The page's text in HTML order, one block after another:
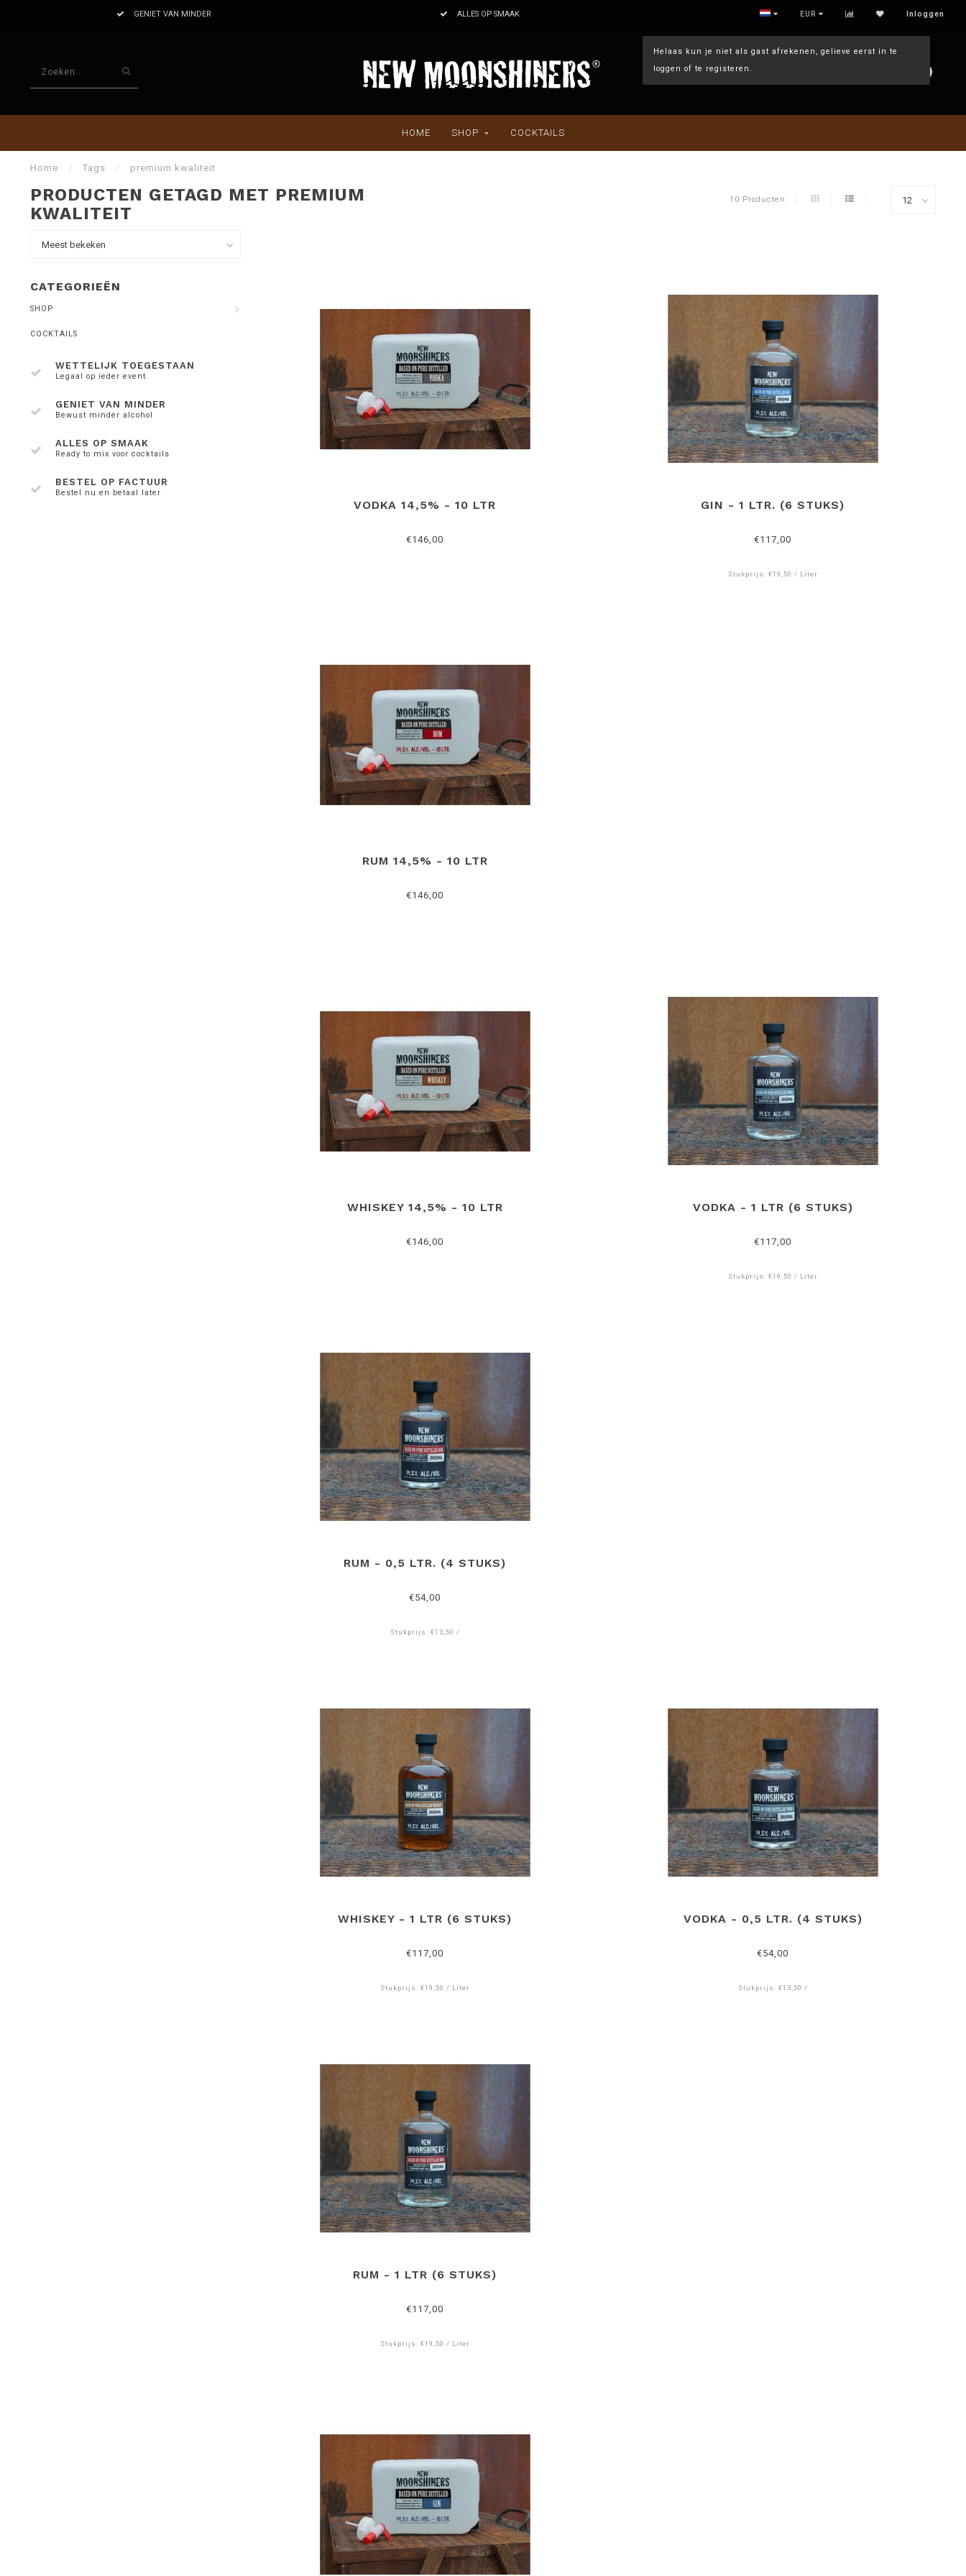
ALLES OP SMAAK BESTEL OP FACTUUR WETTELIJK TOEGESTAAN
EUR Inloggen
HOME SHOP COCKTAILS
Home / Tags / premium kwaliteit
Helaas kun je niet als gast afrekenen, gelieve eerst in te
loggen of te registeren.
PRODUCTEN GETAGD MET PREMIUM
KWALITEIT
10 Producten
CATEGORIEËN
SHOP
COCKTAILS
WETTELIJK TOEGESTAAN
Legaal op ieder event
GENIET VAN MINDER
Bewust minder alcohol
ALLES OP SMAAK
Ready to mix voor cocktails
BESTEL OP FACTUUR
Bestel nu en betaal later
VODKA 14,5% - 10 LTR
€146,00
GIN - 1 LTR. (6 STUKS)
€117,00
Stukprijs: €19,50 / Liter
RUM 14,5% - 10 LTR
€146,00
WHISKEY 14,5% - 10 LTR
€146,00
VODKA - 1 LTR (6 STUKS)
€117,00
Stukprijs: €19,50 / Liter
RUM - 0,5 LTR. (4 STUKS)
€54,00
Stukprijs: €13,50 /
WHISKEY - 1 LTR (6 STUKS)
€117,00
Stukprijs: €19,50 / Liter
VODKA - 0,5 LTR. (4 STUKS)
€54,00
Stukprijs: €13,50 /
RUM - 1 LTR (6 STUKS)
€117,00
Stukprijs: €19,50 / Liter